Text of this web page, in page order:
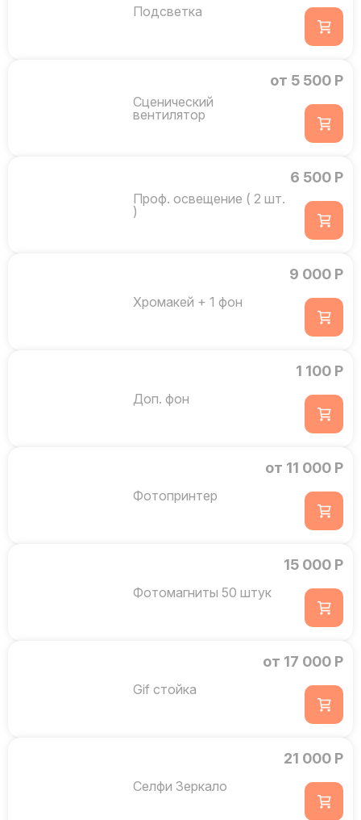
Подсветка
Сценический
вентилятор
от 5 500 Р
Проф. освещение ( 2 шт.
)
6 500 Р
Хромакей + 1 фон
9 000 Р
Доп. фон
1 100 Р
Фотопринтер
от 11 000 Р
Фотомагниты 50 штук
15 000 Р
Gif стойка
от 17 000 Р
Селфи Зеркало
21 000 Р